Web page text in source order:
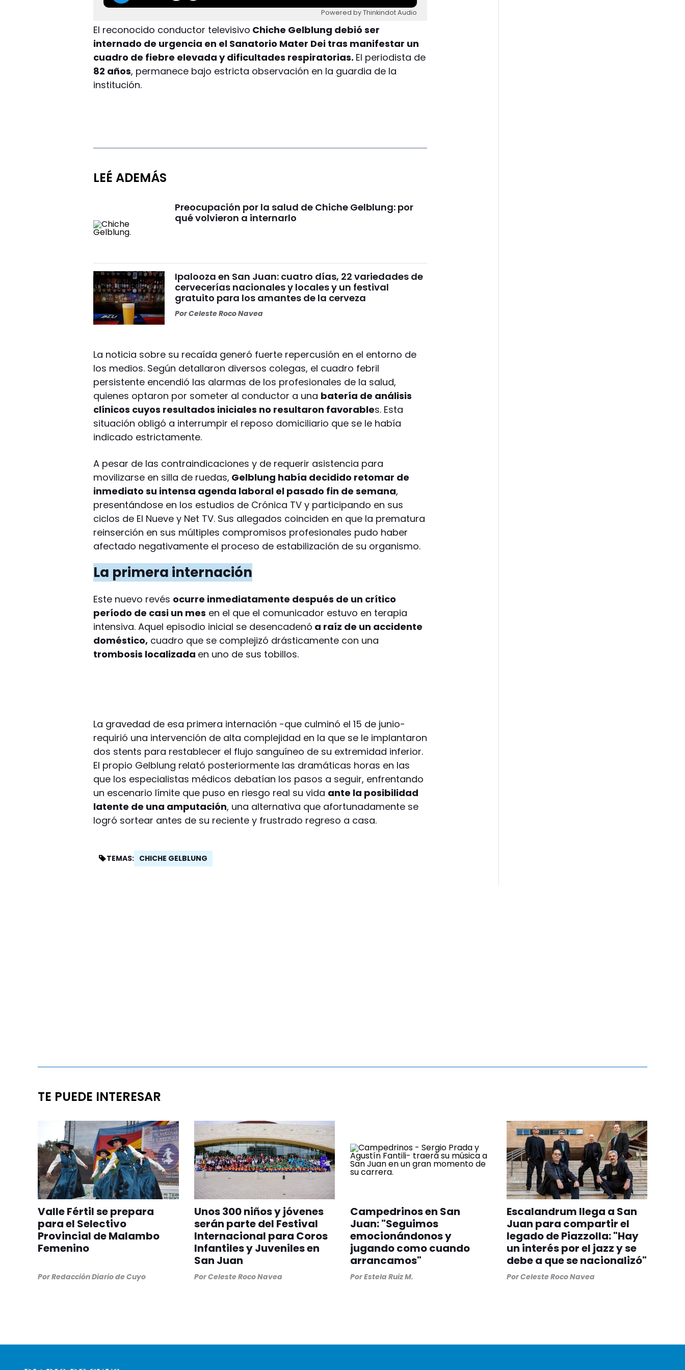
Powered by Thinkindot Audio
El reconocido conductor televisivo Chiche Gelblung debió ser
internado de urgencia en el Sanatorio Mater Dei tras manifestar un
cuadro de fiebre elevada y dificultades respiratorias. El periodista de
82 años, permanece bajo estricta observación en la guardia de la
institución.
LEÉ ADEMÁS
Preocupación por la salud de Chiche Gelblung: por
qué volvieron a internarlo
Ipalooza en San Juan: cuatro días, 22 variedades de
cervecerías nacionales y locales y un festival
gratuito para los amantes de la cerveza
PorCeleste Roco Navea
La noticia sobre su recaída generó fuerte repercusión en el entorno de
los medios. Según detallaron diversos colegas, el cuadro febril
persistente encendió las alarmas de los profesionales de la salud,
quienes optaron por someter al conductor a una batería de análisis
clínicos cuyos resultados iniciales no resultaron favorables. Esta
situación obligó a interrumpir el reposo domiciliario que se le había
indicado estrictamente.
A pesar de las contraindicaciones y de requerir asistencia para
movilizarse en silla de ruedas, Gelblung había decidido retomar de
inmediato su intensa agenda laboral el pasado fin de semana,
presentándose en los estudios de Crónica TV y participando en sus
ciclos de El Nueve y Net TV. Sus allegados coinciden en que la prematura
reinserción en sus múltiples compromisos profesionales pudo haber
afectado negativamente el proceso de estabilización de su organismo.
La primera internación
Este nuevo revés ocurre inmediatamente después de un crítico
período de casi un mes en el que el comunicador estuvo en terapia
intensiva. Aquel episodio inicial se desencadenó a raíz de un accidente
doméstico, cuadro que se complejizó drásticamente con una
trombosis localizada en uno de sus tobillos.
La gravedad de esa primera internación -que culminó el 15 de junio-
requirió una intervención de alta complejidad en la que se le implantaron
dos stents para restablecer el flujo sanguíneo de su extremidad inferior.
El propio Gelblung relató posteriormente las dramáticas horas en las
que los especialistas médicos debatían los pasos a seguir, enfrentando
un escenario límite que puso en riesgo real su vida ante la posibilidad
latente de una amputación, una alternativa que afortunadamente se
logró sortear antes de su reciente y frustrado regreso a casa.
TEMAS: CHICHE GELBLUNG
TE PUEDE INTERESAR
Valle Fértil se prepara
para el Selectivo
Provincial de Malambo
Femenino
PorRedacción Diario de Cuyo
Unos 300 niños y jóvenes
serán parte del Festival
Internacional para Coros
Infantiles y Juveniles en
San Juan
PorCeleste Roco Navea
Campedrinos en San
Juan: "Seguimos
emocionándonos y
jugando como cuando
arrancamos"
PorEstela Ruiz M.
Escalandrum llega a San
Juan para compartir el
legado de Piazzolla: "Hay
un interés por el jazz y se
debe a que se nacionalizó"
PorCeleste Roco Navea